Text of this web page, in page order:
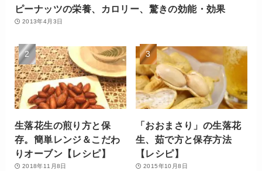
ピーナッツの栄養、カロリー、驚きの効能・効果
2013年4月3日
生落花生の煎り方と保
存。簡単レンジ＆こだわ
りオーブン【レシピ】
2018年11月8日
「おおまさり」の生落花
生、茹で方と保存方法
【レシピ】
2015年10月8日